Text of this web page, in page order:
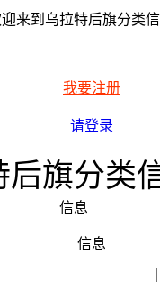
来到乌拉特后旗分类信
我要注册
请登录
后旗分类
信息
信息